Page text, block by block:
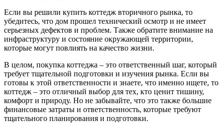
Если вы решили купить коттедж вторичного рынка, то
убедитесь, что дом прошел технический осмотр и не имеет
серьезных дефектов и проблем. Также обратите внимание на
инфраструктуру и состояние окружающей территории,
которые могут повлиять на качество жизни.
В целом, покупка коттеджа – это ответственный шаг, который
требует тщательной подготовки и изучения рынка. Если вы
готовы к этой ответственности и знаете, что именно ищете, то
коттедж – это отличный выбор для тех, кто ценит тишину,
комфорт и природу. Но не забывайте, что это также большие
финансовые затраты и ответственность, которые требуют
тщательного планирования и подготовки.